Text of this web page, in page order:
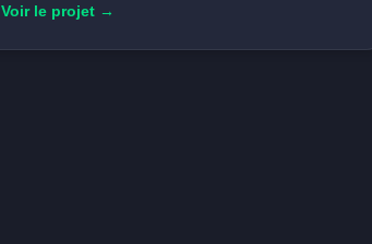
Voir le projet →